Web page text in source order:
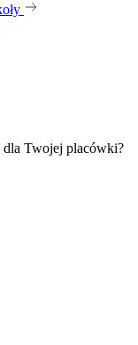
dla Twojej placówki?